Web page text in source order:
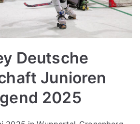
Deutsche
Junioren
2025